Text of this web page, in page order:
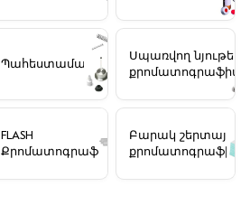
Պահեստամասեր
Սպառվող նյութեր
FLASH
Քրոմատոգրաֆիան
Բարակ շերտային